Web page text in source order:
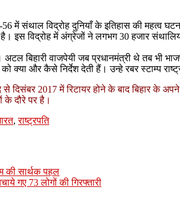
संथाल विद्रोह दुनियाँ के इतिहास की महत्व
इस विद्रोह में अंग्रेजों ने लगभग 30 हजार
बिहारी वाजपेयी जब प्रधानमंत्री थे तब भी
क्या और कैसे निर्देश देती हैं। उन्हे रबर स्टाम्प
से दिसंबर 2017 में रिटायर होने के बाद
के दौरे पर है।
,राष्ट्रपति
की सार्थक पहल
गए 73 लोगों की गिरफ्तारी